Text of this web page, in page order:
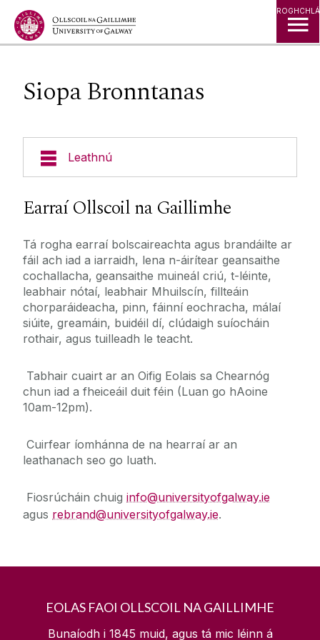
Léim go Ábhar
Siopa Bronntanas
Leathnú
Nuacht & Imeachtaí
Sárchaighdeán Taighde
Stair agus Oidhreacht
Tosaíochtaí Straitéiseacha
Folúntais
Straitéis 2020-2025
Fís 2020
Earraí Ollscoil na Gaillimhe
Tá rogha earraí bolscaireachta agus brandáilte ar
fáil ach iad a iarraidh, lena n-áirítear geansaithe
cochallacha, geansaithe muineál criú, t-léinte,
leabhair nótaí, leabhair Mhuilscín, fillteáin
chorparáideacha, pinn, fáinní eochracha, málaí
siúite, greamáin, buidéil dí, clúdaigh suíocháin
rothair, agus tuilleadh le teacht.
Tabhair cuairt ar an Oifig Eolais sa Chearnóg
chun iad a fheiceáil duit féin (Luan go hAoine
10am-12pm).
Cuirfear íomhánna de na hearraí ar an
leathanach seo go luath.
Fiosrúcháin chuig info@universityofgalway.ie
agus rebrand@universityofgalway.ie.
EOLAS FAOI OLLSCOIL NA GAILLIMHE
Bunaíodh i 1845 muid, agus tá mic léinn á